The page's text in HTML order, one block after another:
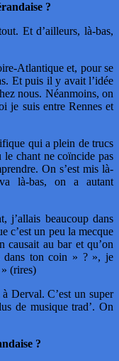
?
Et d’ailleurs, là-bas,
Atlantique et, pour se
Et puis il y avait l’idée
nous. Néanmoins, on
je suis entre Rennes et
qui a plein de trucs
le chant ne coïncide pas
On s’est mis là-
là-bas, on a autant
j’allais beaucoup dans
c’est un peu la mecque
causait au bar et qu’on
dans ton coin » ? », je
(rires)
Derval. C’est un super
de musique trad’. On
?